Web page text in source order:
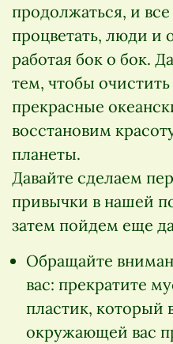
продолжаться, и
процветать, люди и
работая бок о бок.
тем, чтобы
прекрасные
восстановим
планеты.
Давайте сделаем
привычки в нашей
затем пойдем еще
Обращайте
вас: прекратите
пластик, который
окружающей вас